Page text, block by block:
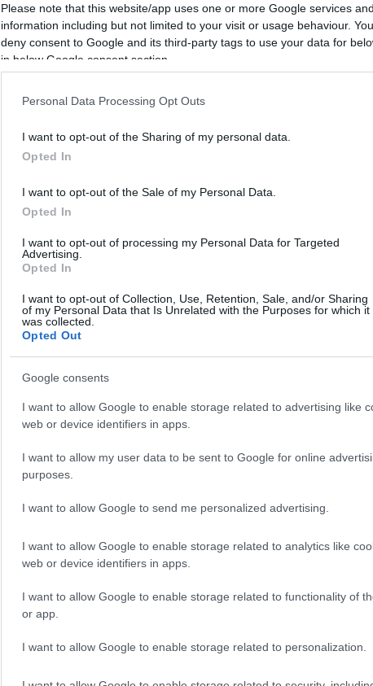
Please note that this website/app uses one or more Google services
information including but not limited to your visit or usage behaviour.
deny consent to Google and its third-party tags to use your data for
in below Google consent section.
Personal Data Processing Opt Outs
I want to opt-out of the Sharing of my personal data.
Opted In
I want to opt-out of the Sale of my Personal Data.
Opted In
I want to opt-out of processing my Personal Data for Targeted
Advertising.
Opted In
I want to opt-out of Collection, Use, Retention, Sale, and/or Sharing
of my Personal Data that Is Unrelated with the Purposes for which it
was collected.
Opted Out
Google consents
I want to allow Google to enable storage related to advertising like
web or device identifiers in apps.
I want to allow my user data to be sent to Google for online
purposes.
I want to allow Google to send me personalized advertising.
I want to allow Google to enable storage related to analytics like
web or device identifiers in apps.
I want to allow Google to enable storage related to functionality of
or app.
I want to allow Google to enable storage related to personalization.